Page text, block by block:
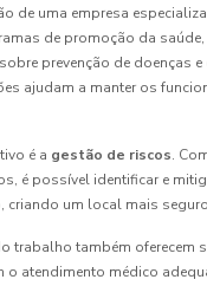
de uma empresa
de promoção da
prevenção de doenças
ajudam a manter os
é a gestão de riscos.
é possível identificar e
criando um local mais
trabalho também oferecem
o atendimento médico